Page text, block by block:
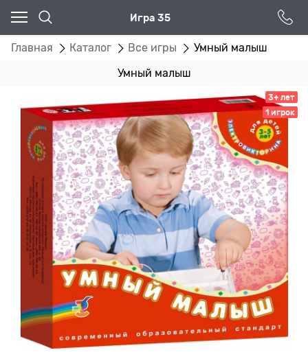
Игра 35
Главная Каталог Все игры Умный малыш
Умный малыш
3+ лет
1 игрок